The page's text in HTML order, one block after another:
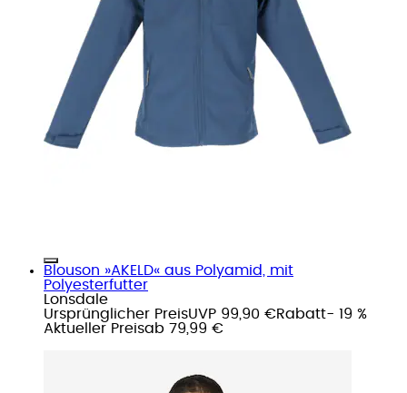
Blouson »AKELD« aus Polyamid, mit
Polyesterfutter
Lonsdale
Ursprünglicher PreisUVP 99,90 €Rabatt- 19 %
Aktueller Preisab 79,99 €